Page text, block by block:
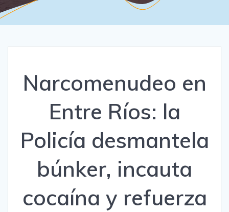
Narcomenudeo en
Entre Ríos: la
Policía desmantela
búnker, incauta
cocaína y refuerza